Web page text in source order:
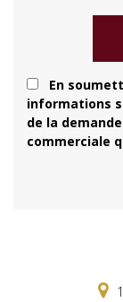
En
informations
de la
commerciale